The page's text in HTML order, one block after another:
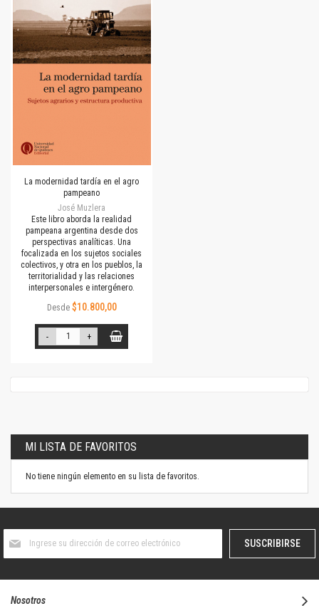
La modernidad tardía en el agro
pampeano
José Muzlera
Este libro aborda la realidad
pampeana argentina desde dos
perspectivas analíticas. Una
focalizada en los sujetos sociales
colectivos, y otra en los pueblos, la
territorialidad y las relaciones
interpersonales e intergénero.
Desde $10.800,00
- +
MI LISTA DE FAVORITOS
No tiene ningún elemento en su lista de favoritos.
boletín
SUSCRIBIRSE
Nosotros